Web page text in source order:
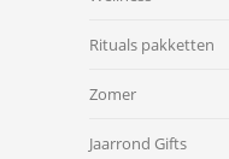
Rituals pakketten
Zomer
Jaarrond Gifts